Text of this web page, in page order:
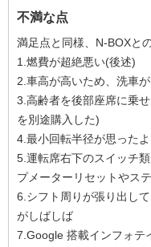
不満な点
満足点と同様、N-BOXと
1.燃費が超絶悪い(後述)
2.車高が高いため、洗車
3.高齢者を後部座席に乗
を別途購入した)
4.最小回転半径が思った
5.運転席右下のスイッチ
プメーターリセットやス
6.シフト周りが張り出し
がしばしば
7.Google 搭載インフォテ